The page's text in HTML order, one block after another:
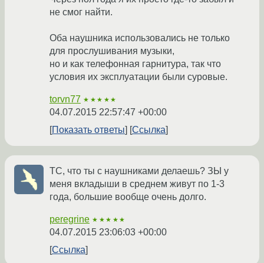
не смог найти.
Оба наушника использовались не только
для прослушивания музыки,
но и как телефонная гарнитура, так что
условия их эксплуатации были суровые.
torvn77 ★★★★★
04.07.2015 22:57:47 +00:00
Показать ответы
Ссылка
ТС, что ты с наушниками делаешь? ЗЫ у
меня вкладыши в среднем живут по 1-3
года, большие вообще очень долго.
peregrine ★★★★★
04.07.2015 23:06:03 +00:00
Ссылка